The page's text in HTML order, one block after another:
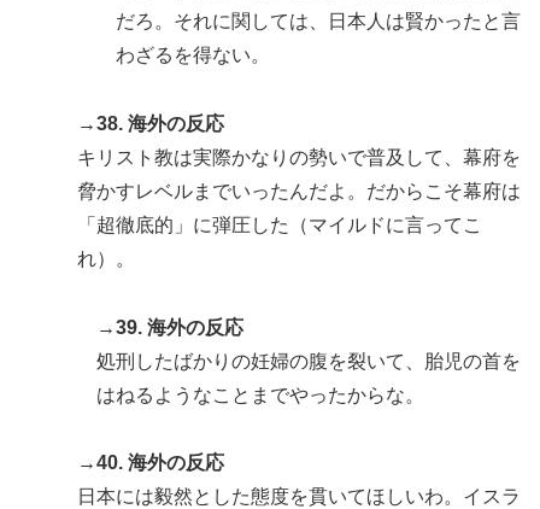
だろ。それに関しては、日本人は賢かったと言
わざるを得ない。
→38. 海外の反応
キリスト教は実際かなりの勢いで普及して、幕府を
脅かすレベルまでいったんだよ。だからこそ幕府は
「超徹底的」に弾圧した（マイルドに言ってこ
れ）。
→39. 海外の反応
処刑したばかりの妊婦の腹を裂いて、胎児の首を
はねるようなことまでやったからな。
→40. 海外の反応
日本には毅然とした態度を貫いてほしいわ。イスラ